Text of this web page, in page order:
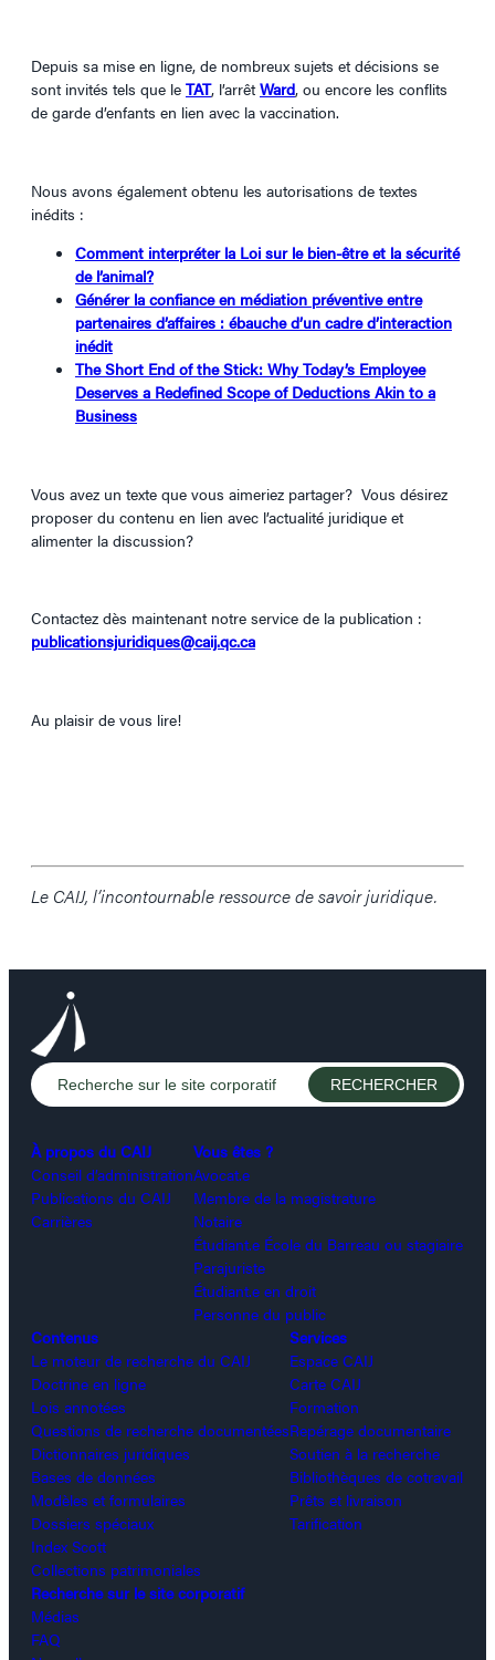
Depuis sa mise en ligne, de nombreux sujets et décisions se
sont invités tels que le TAT, l’arrêtWard, ou encore les conflits
de garde d’enfants en lien avec la vaccination.
Nous avons également obtenu les autorisations de textes
inédits :
Comment interpréter la Loi sur le bien-être et la sécurité
de l’animal?
Générer la confiance en médiation préventive entre
partenaires d’affaires : ébauche d’un cadre d’interaction
inédit
The Short End of the Stick: Why Today’s Employee
Deserves a Redefined Scope of Deductions Akin to a
Business
Vous avez un texte que vous aimeriez partager? Vous désirez
proposer du contenu en lien avec l’actualité juridique et
alimenter la discussion?
Contactez dès maintenant notre service de la publication :
publicationsjuridiques@caij.qc.ca
Au plaisir de vous lire!
Le CAIJ, l’incontournable ressource de savoir juridique.
À propos du CAIJ
Conseil d’administration
Publications du CAIJ
Carrières
Vous êtes ?
Avocat.e
Membre de la magistrature
Notaire
Étudiant.e École du Barreau ou stagiaire
Parajuriste
Étudiant.e en droit
Personne du public
Contenus
Le moteur de recherche du CAIJ
Doctrine en ligne
Lois annotées
Questions de recherche documentées
Dictionnaires juridiques
Bases de données
Modèles et formulaires
Dossiers spéciaux
Index Scott
Collections patrimoniales
Services
Espace CAIJ
Carte CAIJ
Formation
Repérage documentaire
Soutien à la recherche
Bibliothèques de cotravail
Prêts et livraison
Tarification
Recherche sur le site corporatif
Médias
FAQ